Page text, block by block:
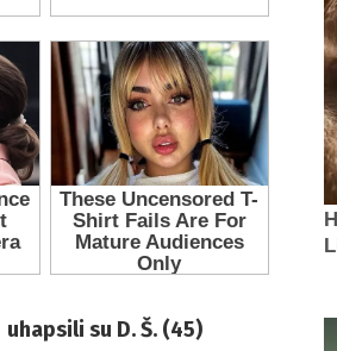
uhapsili su D. Š. (45)